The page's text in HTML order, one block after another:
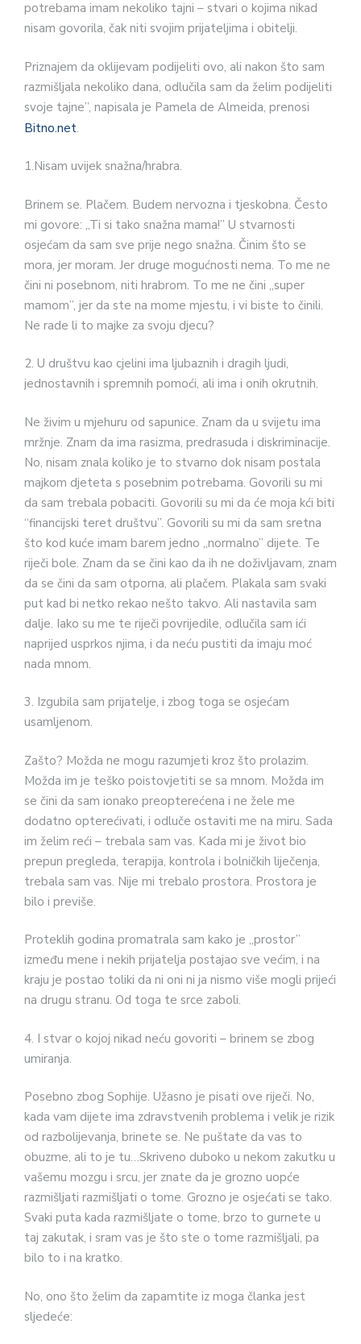
potrebama imam nekoliko tajni – stvari o kojima nikad
nisam govorila, čak niti svojim prijateljima i obitelji.
Priznajem da oklijevam podijeliti ovo, ali nakon što sam
razmišljala nekoliko dana, odlučila sam da želim podijeliti
svoje tajne”, napisala je Pamela de Almeida, prenosi
Bitno.net.
1.Nisam uvijek snažna/hrabra.
Brinem se. Plačem. Budem nervozna i tjeskobna. Često
mi govore: „Ti si tako snažna mama!” U stvarnosti
osjećam da sam sve prije nego snažna. Činim što se
mora, jer moram. Jer druge mogućnosti nema. To me ne
čini ni posebnom, niti hrabrom. To me ne čini „super
mamom”, jer da ste na mome mjestu, i vi biste to činili.
Ne rade li to majke za svoju djecu?
2. U društvu kao cjelini ima ljubaznih i dragih ljudi,
jednostavnih i spremnih pomoći, ali ima i onih okrutnih.
Ne živim u mjehuru od sapunice. Znam da u svijetu ima
mržnje. Znam da ima rasizma, predrasuda i diskriminacije.
No, nisam znala koliko je to stvarno dok nisam postala
majkom djeteta s posebnim potrebama. Govorili su mi
da sam trebala pobaciti. Govorili su mi da će moja kći biti
“financijski teret društvu”. Govorili su mi da sam sretna
što kod kuće imam barem jedno „normalno” dijete. Te
riječi bole. Znam da se čini kao da ih ne doživljavam, znam
da se čini da sam otporna, ali plačem. Plakala sam svaki
put kad bi netko rekao nešto takvo. Ali nastavila sam
dalje. Iako su me te riječi povrijedile, odlučila sam ići
naprijed usprkos njima, i da neću pustiti da imaju moć
nada mnom.
3. Izgubila sam prijatelje, i zbog toga se osjećam
usamljenom.
Zašto? Možda ne mogu razumjeti kroz što prolazim.
Možda im je teško poistovjetiti se sa mnom. Možda im
se čini da sam ionako preopterećena i ne žele me
dodatno opterećivati, i odluče ostaviti me na miru. Sada
im želim reći – trebala sam vas. Kada mi je život bio
prepun pregleda, terapija, kontrola i bolničkih liječenja,
trebala sam vas. Nije mi trebalo prostora. Prostora je
bilo i previše.
Proteklih godina promatrala sam kako je „prostor”
između mene i nekih prijatelja postajao sve većim, i na
kraju je postao toliki da ni oni ni ja nismo više mogli prijeći
na drugu stranu. Od toga te srce zaboli.
4. I stvar o kojoj nikad neću govoriti – brinem se zbog
umiranja.
Posebno zbog Sophije. Užasno je pisati ove riječi. No,
kada vam dijete ima zdravstvenih problema i velik je rizik
od razbolijevanja, brinete se. Ne puštate da vas to
obuzme, ali to je tu…Skriveno duboko u nekom zakutku u
vašemu mozgu i srcu, jer znate da je grozno uopće
razmišljati razmišljati o tome. Grozno je osjećati se tako.
Svaki puta kada razmišljate o tome, brzo to gurnete u
taj zakutak, i sram vas je što ste o tome razmišljali, pa
bilo to i na kratko.
No, ono što želim da zapamtite iz moga članka jest
sljedeće: